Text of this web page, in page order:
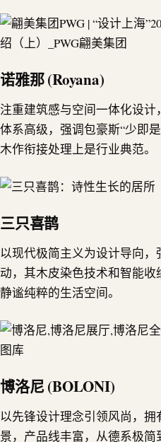
诺雅那 (Royana)
注重建筑感与空间一体化设
体系高级，强调包豪斯“少即
木作衔接处理上是行业典范。
三只喜鹊
以现代极简主义为设计导向
动，其木皮染色技术和智能
静谧纯粹的生活空间。
博洛尼 (BOLONI)
以先锋设计理念引领风尚，
景，产品线丰富，从德系极